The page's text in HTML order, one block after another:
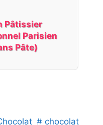
Pâtissier
Parisien
Pâte)
# chocolat